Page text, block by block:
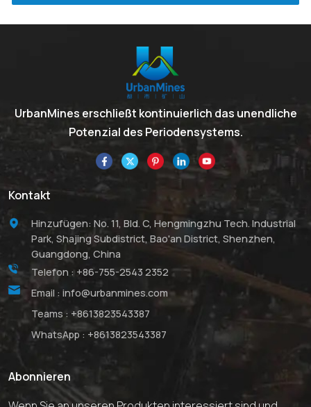
UrbanMines erschließt kontinuierlich das unendliche
Potenzial des Periodensystems.
Kontakt
Hinzufügen: No. 11, Bld. C, Hengmingzhu Tech. Industrial
Park, Shajing Subdistrict, Bao'an District, Shenzhen,
Guangdong, China
Telefon : +86-755-2543 2352
Email : info@urbanmines.com
Teams : +8613823543387
WhatsApp : +8613823543387
Abonnieren